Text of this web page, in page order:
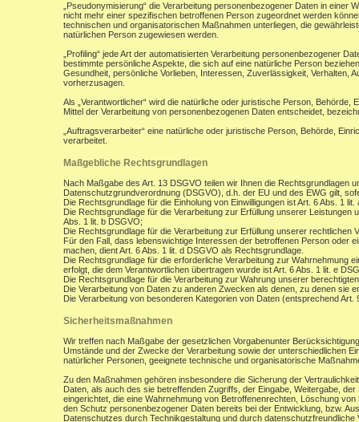
„Pseudonymisierung“ die Verarbeitung personenbezogener Daten in
nicht mehr einer spezifischen betroffenen Person zugeordnet werden
technischen und organisatorischen Maßnahmen unterliegen, die
natürlichen Person zugewiesen werden.
„Profiling“ jede Art der automatisierten Verarbeitung personenbezogener
bestimmte persönliche Aspekte, die sich auf eine natürliche Person
Gesundheit, persönliche Vorlieben, Interessen, Zuverlässigkeit, Verhalten,
vorherzusagen.
Als „Verantwortlicher“ wird die natürliche oder juristische Person,
Mittel der Verarbeitung von personenbezogenen Daten entscheidet,
„Auftragsverarbeiter“ eine natürliche oder juristische Person, Behörde,
verarbeitet.
Maßgebliche Rechtsgrundlagen
Nach Maßgabe des Art. 13 DSGVO teilen wir Ihnen die
Datenschutzgrundverordnung (DSGVO), d.h. der EU und des EWG gilt,
Die Rechtsgrundlage für die Einholung von Einwilligungen ist Art. 6 Abs. 1
Die Rechtsgrundlage für die Verarbeitung zur Erfüllung unserer
Abs. 1 lit. b DSGVO;
Die Rechtsgrundlage für die Verarbeitung zur Erfüllung unserer rechtlichen
Für den Fall, dass lebenswichtige Interessen der betroffenen Person oder
machen, dient Art. 6 Abs. 1 lit. d DSGVO als Rechtsgrundlage.
Die Rechtsgrundlage für die erforderliche Verarbeitung zur Wahrnehmung
erfolgt, die dem Verantwortlichen übertragen wurde ist Art. 6 Abs. 1 lit. e
Die Rechtsgrundlage für die Verarbeitung zur Wahrung unserer
Die Verarbeitung von Daten zu anderen Zwecken als denen, zu denen sie
Die Verarbeitung von besonderen Kategorien von Daten (entsprechend
Sicherheitsmaßnahmen
Wir treffen nach Maßgabe der gesetzlichen Vorgabenunter
Umstände und der Zwecke der Verarbeitung sowie der unterschiedlichen
natürlicher Personen, geeignete technische und organisatorische
Zu den Maßnahmen gehören insbesondere die Sicherung der
Daten, als auch des sie betreffenden Zugriffs, der Eingabe, Weitergabe,
eingerichtet, die eine Wahrnehmung von Betroffenenrechten, Löschung
den Schutz personenbezogener Daten bereits bei der Entwicklung, bzw.
Datenschutzes durch Technikgestaltung und durch datenschutzfreundliche